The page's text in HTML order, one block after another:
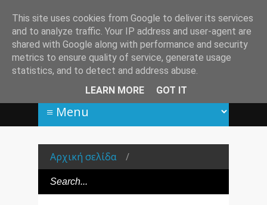
Αρχική σελίδα /
This site uses cookies from Google to deliver its services
and to analyze traffic. Your IP address and user-agent are
shared with Google along with performance and security
metrics to ensure quality of service, generate usage
statistics, and to detect and address abuse.
LEARN MORE
GOT IT